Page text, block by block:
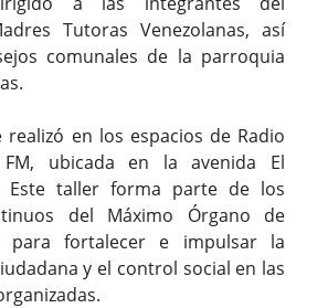
Tutoras Venezolanas, así
comunales de la parroquia
realizó en los espacios de Radio
FM, ubicada en la avenida El
Este taller forma parte de los
del Máximo Órgano de
para fortalecer e impulsar la
y el control social en las